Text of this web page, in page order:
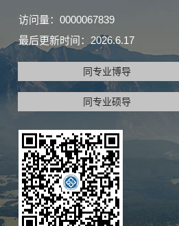
访问量： 0000067839
最后更新时间： 2026.6.17
同专业博导
同专业硕导